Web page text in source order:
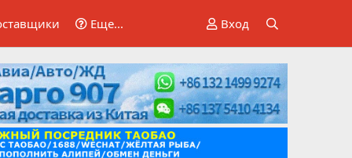
Еще... Вход